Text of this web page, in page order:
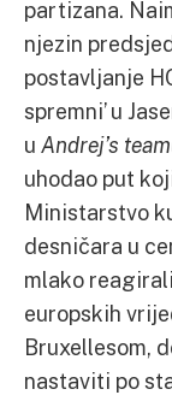
partizana.
njezin
postavljanje
spremni’ u
u Andrej’s
uhodao put
Ministarstvo
desničara u
mlako
europskih
Bruxellesom,
nastaviti po